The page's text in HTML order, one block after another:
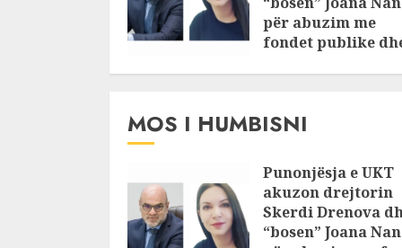
për abuzim me
fondet publike
MOS I HUMBISNI
Punonjësja e UKT
akuzon drejtorin
Skerdi Drenova
“bosen” Joana